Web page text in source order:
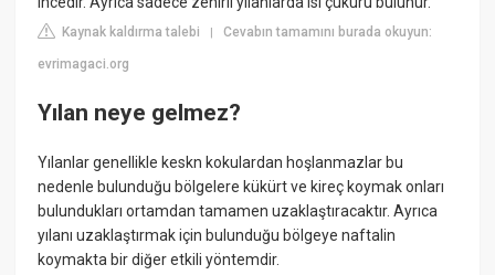
Kaynak kaldırma talebi |Cevabın tamamını burada okuyun:
evrimagaci.org
Yılan neye gelmez?
Yılanlar genellikle keskn kokulardan hoşlanmazlar bu
nedenle bulunduğu bölgelere kükürt ve kireç koymak onları
bulundukları ortamdan tamamen uzaklaştıracaktır. Ayrıca
yılanı uzaklaştırmak için bulunduğu bölgeye naftalin
koymakta bir diğer etkili yöntemdir.